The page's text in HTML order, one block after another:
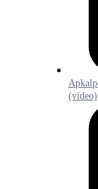
(video)